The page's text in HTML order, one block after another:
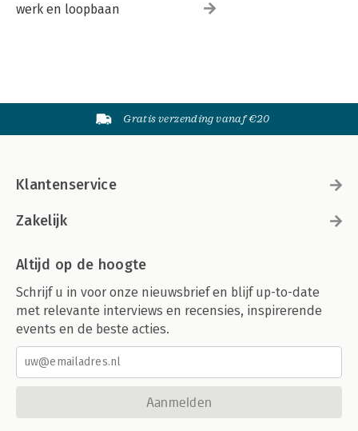
werk en loopbaan
Gratis verzending vanaf €20
Klantenservice
Zakelijk
Altijd op de hoogte
Schrijf u in voor onze nieuwsbrief en blijf up-to-date
met relevante interviews en recensies, inspirerende
events en de beste acties.
Aanmelden